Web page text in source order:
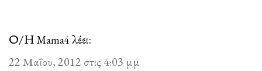
Ο/Η Mama4 λέει:
22 Μαΐου, 2012 στις 4:03 μμ